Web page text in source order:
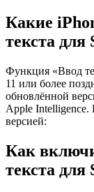
Какие
текста для
Функция «Ввод
11 или более
обновлённой
Apple Intelligence.
версией:
Как
текста